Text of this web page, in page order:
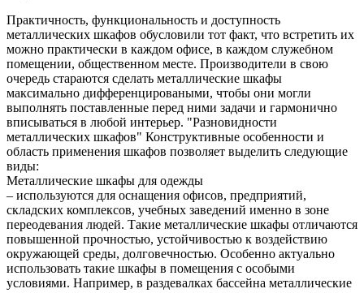
Практичность, функциональность и доступность
металлических шкафов обусловили тот факт, что встретить их
можно практически в каждом офисе, в каждом служебном
помещении, общественном месте. Производители в свою
очередь стараются сделать металлические шкафы
максимально дифференцироваными, чтобы они могли
выполнять поставленные перед ними задачи и гармонично
вписываться в любой интерьер. "Разновидности
металлических шкафов" Конструктивные особенности и
область применения шкафов позволяет выделить следующие
виды:
Металлические шкафы для одежды
– используются для оснащения офисов, предприятий,
складских комплексов, учебных заведений именно в зоне
переодевания людей. Такие металлические шкафы отличаются
повышенной прочностью, устойчивостью к воздействию
окружающей среды, долговечностью. Особенно актуально
использовать такие шкафы в помещения с особыми
условиями. Например, в раздевалках бассейна металлические